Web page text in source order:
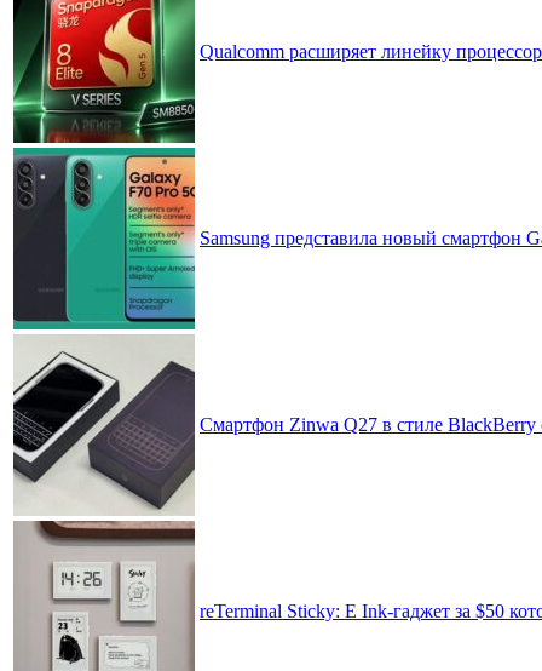
Qualcomm расширяет линейку
Samsung представила новый смартфон
Смартфон Zinwa Q27 в стиле BlackBerry
reTerminal Sticky: E Ink-гаджет за $50